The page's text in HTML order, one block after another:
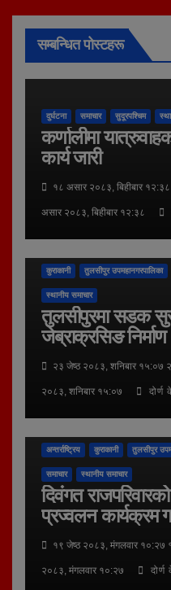
सम्बन्धित पोस्टहरू
दुर्घटना समाचार सुदूरपश्चिम
कर्णालीमा
कार्य जारी
१८ असार २०८३, बिहीबार
असार २०८३, बिहीबार १२:३८
कुराकानी तुलसीपुर उपमहानगरपालिका
स्थानीय समाचार
तुलसीपुरमा सडक
जेब्राक्रसिङ निर्माण
२३ जेष्ठ २०८३, शनिबार १५:०७
२०८३, शनिबार १५:०७ दोर्ण
अन्तर्राष्ट्रिय कुराकानी तुलसीपुर
समाचार स्थानीय समाचार
दिवंगत
प्रज्वलन कार्यक्रम
१९ जेष्ठ २०८३, मंगलवार १०:२७
२०८३, मंगलवार १०:२७